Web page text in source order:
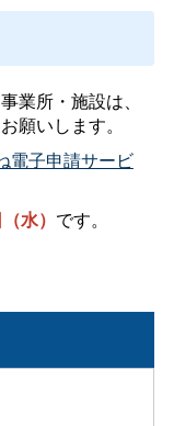
業所・施設は、
願いします。
電子申請サービ
水） です。